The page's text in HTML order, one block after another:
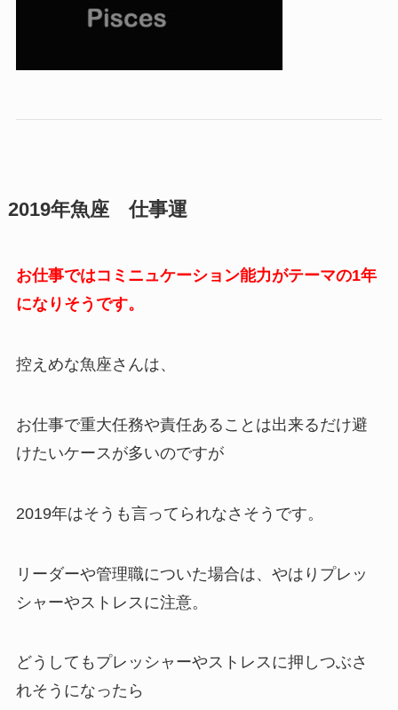
2019年魚座 仕事運
お仕事ではコミニュケーション能力がテーマの1年
になりそうです。
控えめな魚座さんは、
お仕事で重大任務や責任あることは出来るだけ避
けたいケースが多いのですが
2019年はそうも言ってられなさそうです。
リーダーや管理職についた場合は、やはりプレッ
シャーやストレスに注意。
どうしてもプレッシャーやストレスに押しつぶさ
れそうになったら